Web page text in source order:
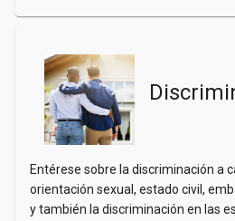
Entérese sobre la discriminación a
orientación sexual, estado civil,
y también la discriminación en las